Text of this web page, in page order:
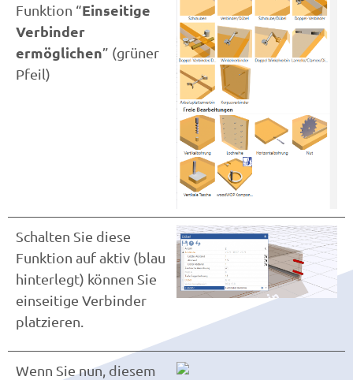
Funktion “Einseitige
Verbinder
ermöglichen” (grüner
Pfeil)
Schalten Sie diese
Funktion auf aktiv (blau
hinterlegt) können Sie
einseitige Verbinder
platzieren.
Wenn Sie nun, diesem